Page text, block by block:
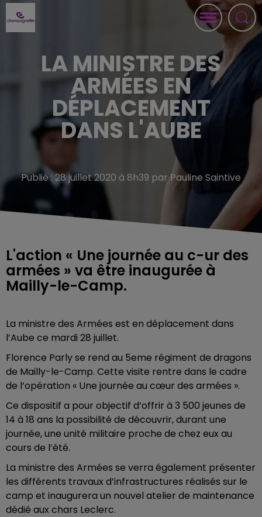
LA MINISTRE DES
ARMÉES EN
DÉPLACEMENT
DANS L'AUBE
Publié : 28 juillet 2020 à 8h39 par Pauline Saintive
L'action « Une journée au c-ur des
armées » va être inaugurée à
Mailly-le-Camp.
La ministre des Armées est en déplacement dans
l’Aube ce mardi 28 juillet.
Florence Parly se rend au 5eme régiment de dragons
de Mailly-le-Camp. Cette visite rentre dans le cadre
de l’opération « Une journée au cœur des armées ».
Ce dispositif a pour objectif d’offrir à 3 500 jeunes de
14 à 18 ans la possibilité de découvrir, durant une
journée, une unité militaire proche de chez eux au
cours de l’été.
La ministre des Armées se verra également présenter
les différents travaux d’infrastructures réalisés sur le
camp et inaugurera un nouvel atelier de maintenance
dédié aux chars Leclerc.